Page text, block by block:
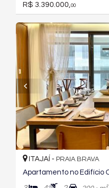
R$ 3.390.000, 00
ITAJAÍ - PRAIA BRAVA